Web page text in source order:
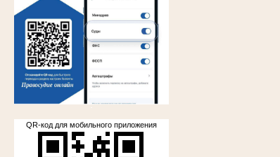
.
QR-код для мобильного приложения